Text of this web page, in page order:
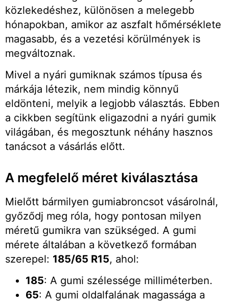
közlekedéshez, különösen a melegebb
hónapokban, amikor az aszfalt hőmérséklete
magasabb, és a vezetési körülmények is
megváltoznak.
Mivel a nyári gumiknak számos típusa és
márkája létezik, nem mindig könnyű
eldönteni, melyik a legjobb választás. Ebben
a cikkben segítünk eligazodni a nyári gumik
világában, és megosztunk néhány hasznos
tanácsot a vásárlás előtt.
A megfelelő méret kiválasztása
Mielőtt bármilyen gumiabroncsot vásárolnál,
győződj meg róla, hogy pontosan milyen
méretű gumikra van szükséged. A gumi
mérete általában a következő formában
szerepel: 185/65 R15, ahol:
185: A gumi szélessége milliméterben.
65: A gumi oldalfalának magassága a